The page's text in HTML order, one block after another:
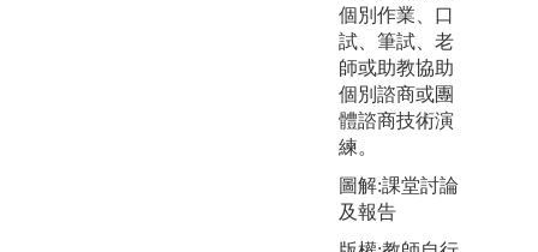
圖解:學生參與
創業競賽獲獎
版權:自有
個別作業、口
試、筆試、老
師或助教協助
個別諮商或團
體諮商技術演
練。
圖解:課堂討論
及報告